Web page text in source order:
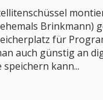
Brinkmann)
für
auch günstig an
kann...